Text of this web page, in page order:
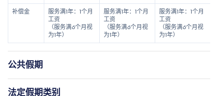
补偿金
服务满1年：1个月
工资
（服务满6个月视
为1年）
服务满1年：1个月
工资
（服务满6个月视
为1年）
服务满1年：1个月
工资
（服务满6个月视
为1年）
公共假期
法定假期类别